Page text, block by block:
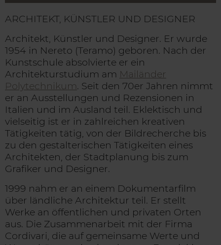
ARCHITEKT, KÜNSTLER UND DESIGNER
Architekt, Künstler und Designer. Er wurde
1954 in Nereto (Teramo) geboren. Nach der
Kunstschule absolvierte er ein
Architekturstudium am Mailänder
Polytechnikum. Seit den 70er Jahren nimmt
er an Ausstellungen und Rezensionen in
Italien und im Ausland teil. Eklektisch und
vielseitig ist er in zahlreichen kreativen
Tätigkeiten tätig, von der Bildrecherche bis
zu den gestalterischen Tätigkeiten eines
Architekten, der Stadtplanung bis zum
Grafiker und Designer.
1999 nahm er an einem Dokumentarfilm
über ländliche Architektur teil. Er stellt
Werke an öffentlichen und privaten Orten
aus. Die Zusammenarbeit mit der Firma
Cordivari, die auf gemeinsame Werte und